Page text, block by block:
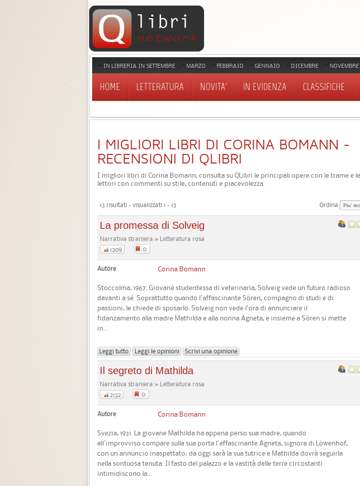
IN LIBRERIA IN SETTEMBRE MARZO FEBBRAIO GENNAIO DICEMBRE NOVEMBRE
HOME LETTERATURA NOVITA' IN EVIDENZA CLASSIFICHE
I MIGLIORI LIBRI DI CORINA BOMANN -
RECENSIONI DI QLIBRI
I migliori libri di Corina Bomann, consulta su QLibri le principali opere con le trame e
lettori con commenti su stile, contenuti e piacevolezza.
13 risultati - visualizzati 1 - 13 Ordina
La promessa di Solveig
Narrativa straniera » Letteratura rosa
1309
0
Autore Corina Bomann
Stoccolma, 1967. Giovane studentessa di veterinaria, Solveig vede un futuro radioso
davanti a sé. Soprattutto quando l'affascinante Sören, compagno di studi e di
passioni, le chiede di sposarlo. Solveig non vede l'ora di annunciare il
fidanzamento alla madre Mathilda e alla nonna Agneta, e insieme a Sören si mette
in...
Leggi tutto Leggi le opinioni Scrivi una opinione
Il segreto di Mathilda
Narrativa straniera » Letteratura rosa
2132
0
Autore Corina Bomann
Svezia, 1931. La giovane Mathilda ha appena perso sua madre, quando
all'improvviso compare sulla sua porta l'affascinante Agneta, signora di Löwenhof,
con un annuncio inaspettato: da oggi sarà la sua tutrice e Mathilda dovrà seguirla
nella sontuosa tenuta. Il fasto del palazzo e la vastità delle terre circostanti
intimidiscono la...